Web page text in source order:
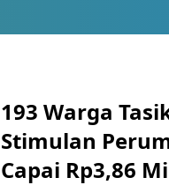
193 Warga
Stimulan
Capai Rp3,86